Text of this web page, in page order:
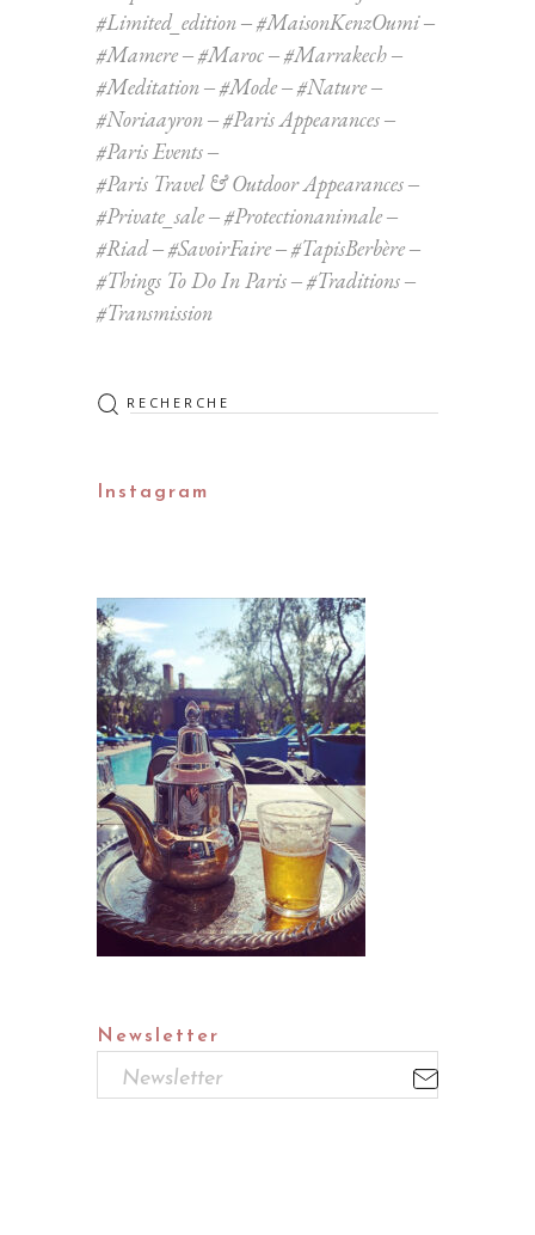
#limited_edition
#MaisonKenzOumi
#mamere
#maroc
#marrakech
#meditation
#mode
#nature
#noriaayron
#Paris Appearances
#Paris Events
#Paris Travel & Outdoor Appearances
#private_sale
#protectionanimale
#riad
#SavoirFaire
#TapisBerbère
#Things To Do In Paris
#Traditions
#transmission
Rechercher
:
Instagram
Newsletter